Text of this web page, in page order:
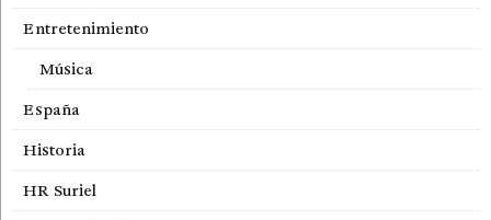
Entretenimiento
Música
España
Historia
HR Suriel